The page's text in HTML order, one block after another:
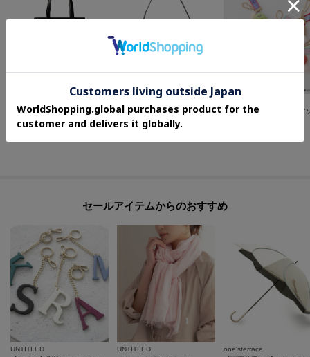
【リベロ】トートバッグ ナイロン L A4サイズ ビジネスバッグ（商品番号：P25-39417）
71,500
【ヴァローレ】レザーショルダーバッグ S 本革（商品番号：P25-35310）
¥75,900
セールアイテムからのおすすめ
UNTITLED
UNTITLED
one'sterrace